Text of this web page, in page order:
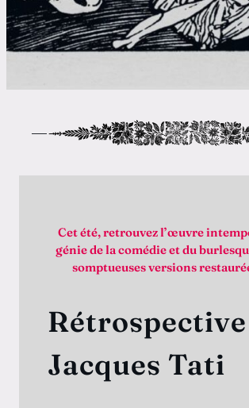
retrouvez l’œuvre intemporelle du
de la comédie et du burlesque dans de
versions restaurées 4K !
Tati